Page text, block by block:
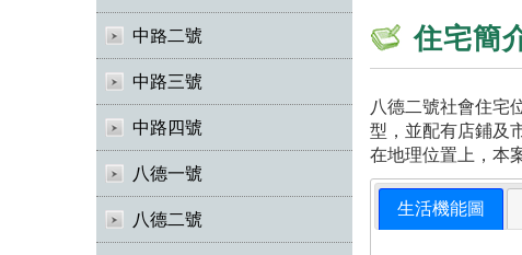
中路二號
中路三號
中路四號
八德一號
八德二號
住宅簡
八德二號社會住宅
型，並配有店鋪及
在地理位置上，本
生活機能圖